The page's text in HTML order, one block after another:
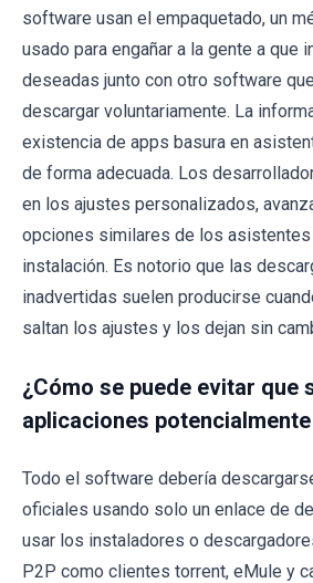
software usan el empaquetado, un
usado para engañar a la gente a que
deseadas junto con otro software
descargar voluntariamente. La
existencia de apps basura en
de forma adecuada. Los
en los ajustes personalizados,
opciones similares de los asistentes
instalación. Es notorio que las
inadvertidas suelen producirse
saltan los ajustes y los dejan sin
¿Cómo se puede evitar que
aplicaciones
Todo el software debería
oficiales usando solo un enlace de
usar los instaladores o
P2P como clientes torrent, eMule y